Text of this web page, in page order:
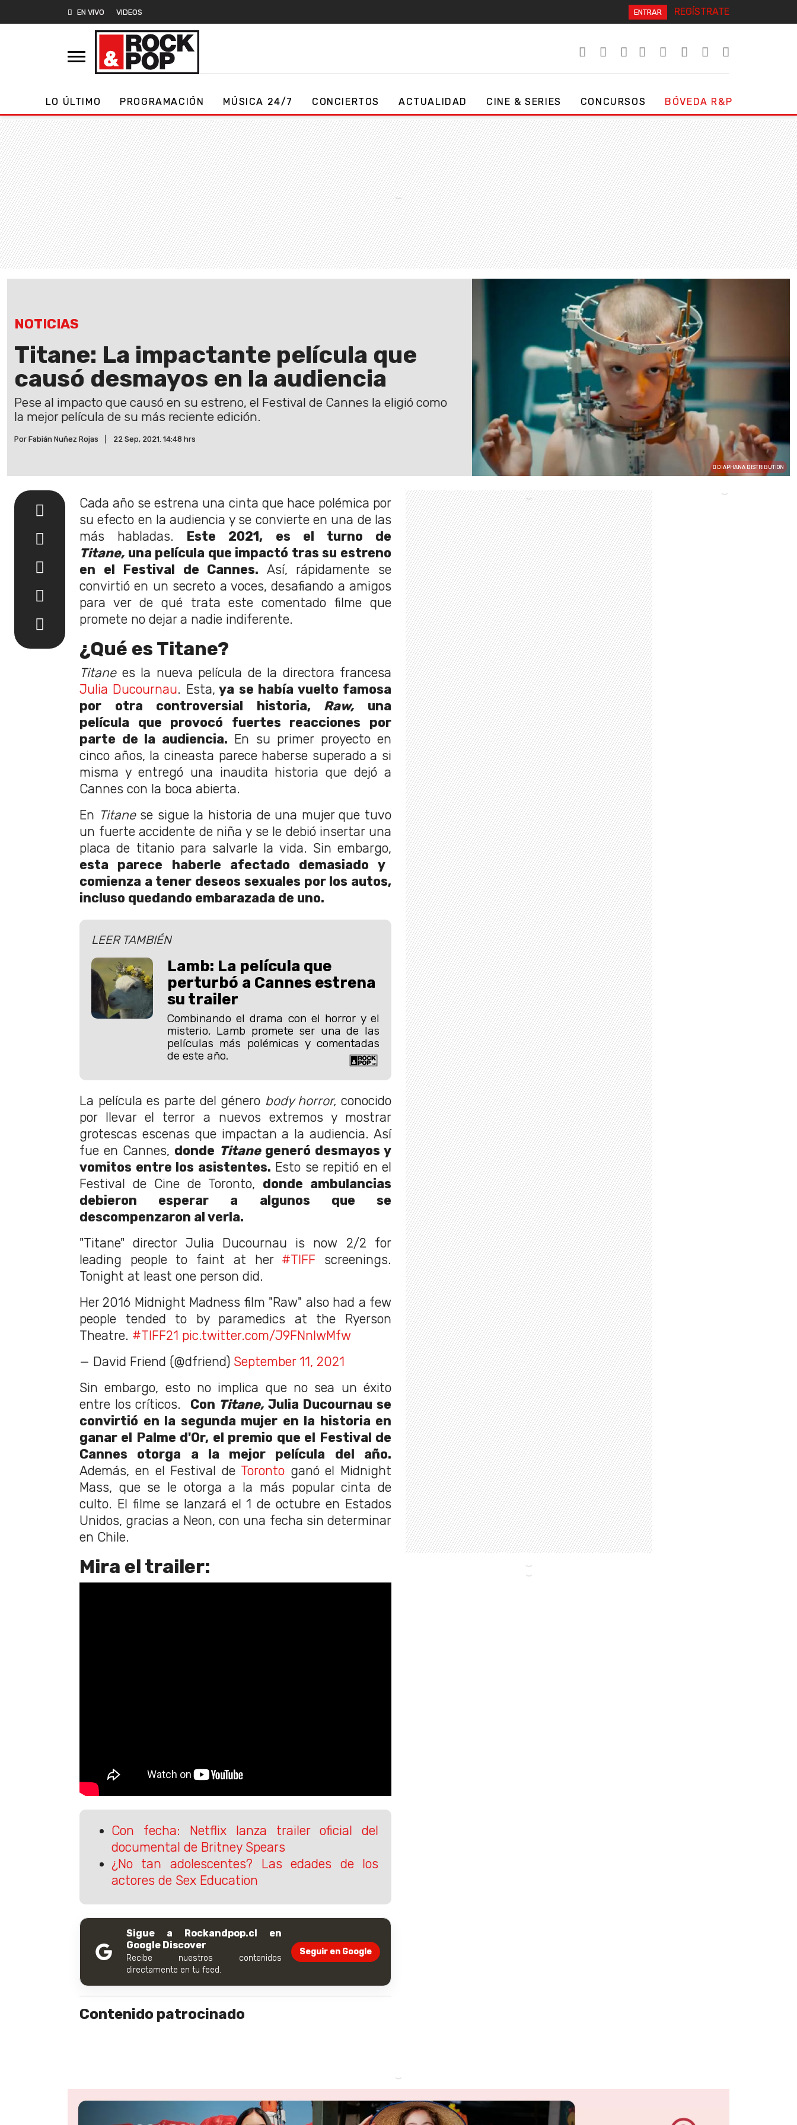
EN VIVO VIDEOS ENTRAR REGÍSTRATE
LO ÚLTIMO PROGRAMACIÓN MÚSICA 24/7 CONCIERTOS ACTUALIDAD CINE & SERIES CONCURSOS BÓVEDA R&P
NOTICIAS
Titane: La impactante película que
causó desmayos en la audiencia
Pese al impacto que causó en su estreno, el Festival de Cannes la eligió como
la mejor película de su más reciente edición.
Por Fabián Nuñez Rojas 22 Sep, 2021. 14:48 hrs
DIAPHANA DISTRIBUTION
Cada año se estrena una cinta que hace polémica por
su efecto en la audiencia y se convierte en una de las
más habladas. Este 2021, es el turno de
Titane, una película que impactó tras su estreno
en el Festival de Cannes. Así, rápidamente se
convirtió en un secreto a voces, desafiando a amigos
para ver de qué trata este comentado filme que
promete no dejar a nadie indiferente.
¿Qué es Titane?
Titanees la nueva película de la directora francesa
Julia Ducournau. Esta, ya se había vuelto famosa
por otra controversial historia, Raw, una
película que provocó fuertes reacciones por
parte de la audiencia. En su primer proyecto en
cinco años, la cineasta parece haberse superado a si
misma y entregó una inaudita historia que dejó a
Cannes con la boca abierta.
En Titane se sigue la historia de una mujer que tuvo
un fuerte accidente de niña y se le debió insertar una
placa de titanio para salvarle la vida. Sin embargo,
esta parece haberle afectado demasiado y
comienza a tener deseos sexuales por los autos,
incluso quedando embarazada de uno.
LEER TAMBIÉN
Lamb: La película que
perturbó a Cannes estrena
su trailer
Combinando el drama con el horror y el
misterio, Lamb promete ser una de las
películas más polémicas y comentadas
de este año.
La película es parte del género body horror, conocido
por llevar el terror a nuevos extremos y mostrar
grotescas escenas que impactan a la audiencia. Así
fue en Cannes, donde Titane generó desmayos y
vomitos entre los asistentes. Esto se repitió en el
Festival de Cine de Toronto, donde ambulancias
debieron esperar a algunos que se
descompenzaron al verla.
"Titane" director Julia Ducournau is now 2/2 for
leading people to faint at her #TIFF screenings.
Tonight at least one person did.
Her 2016 Midnight Madness film "Raw" also had a few
people tended to by paramedics at the Ryerson
Theatre. #TIFF21 pic.twitter.com/J9FNnIwMfw
— David Friend (@dfriend) September 11, 2021
Sin embargo, esto no implica que no sea un éxito
entre los críticos. Con Titane, Julia Ducournau se
convirtió en la segunda mujer en la historia en
ganar el Palme d'Or, el premio que el Festival de
Cannes otorga a la mejor película del año.
Además, en el Festival de Torontoganó el Midnight
Mass, que se le otorga a la más popular cinta de
culto. El filme se lanzará el 1 de octubre en Estados
Unidos, gracias a Neon, con una fecha sin determinar
en Chile.
Mira el trailer:
Con fecha: Netflix lanza trailer oficial del
documental de Britney Spears
¿No tan adolescentes? Las edades de los
actores de Sex Education
Sigue a Rockandpop.cl en
Google Discover
Recibe nuestros contenidos
directamente en tu feed.
Seguir en Google
Contenido patrocinado